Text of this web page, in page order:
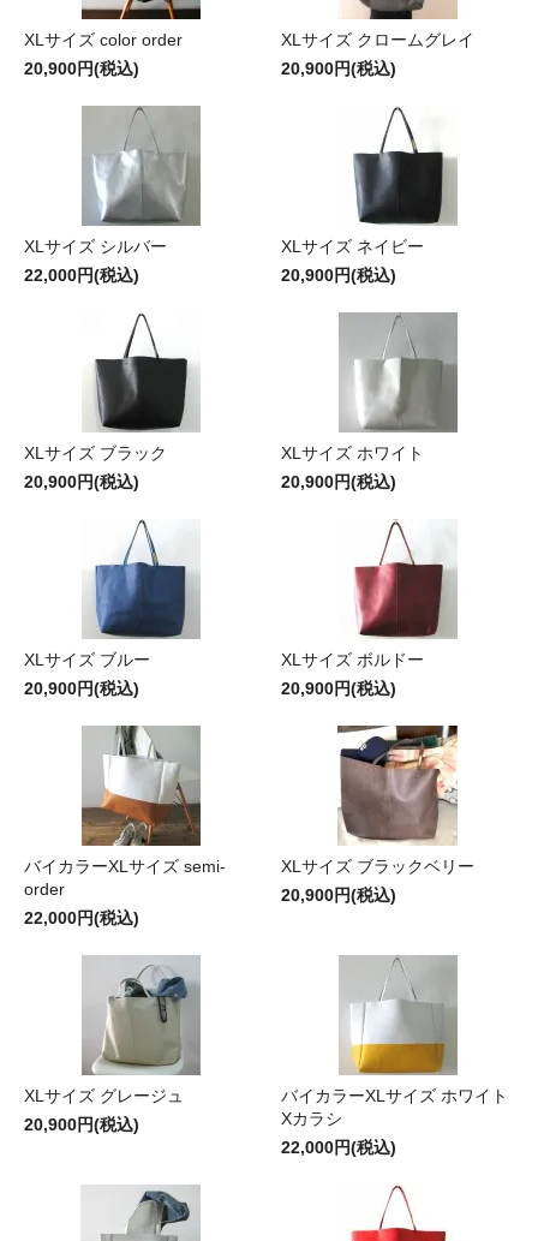
XLサイズ color order
20,900円(税込)
XLサイズ クロームグレイ
20,900円(税込)
XLサイズ シルバー
22,000円(税込)
XLサイズ ネイビー
20,900円(税込)
XLサイズ ブラック
20,900円(税込)
XLサイズ ホワイト
20,900円(税込)
XLサイズ ブルー
20,900円(税込)
XLサイズ ボルドー
20,900円(税込)
バイカラーXLサイズ semi-
order
22,000円(税込)
XLサイズ ブラックベリー
20,900円(税込)
XLサイズ グレージュ
20,900円(税込)
バイカラーXLサイズ ホワイト
Xカラシ
22,000円(税込)